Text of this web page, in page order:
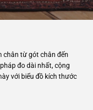
chân từ gót chân đến
đo dài nhất, cộng
với biểu đồ kích thước